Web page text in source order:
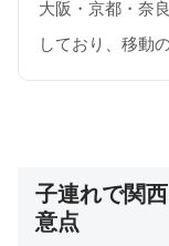
大阪・京都・奈
しており、移動
子連れで関
意点